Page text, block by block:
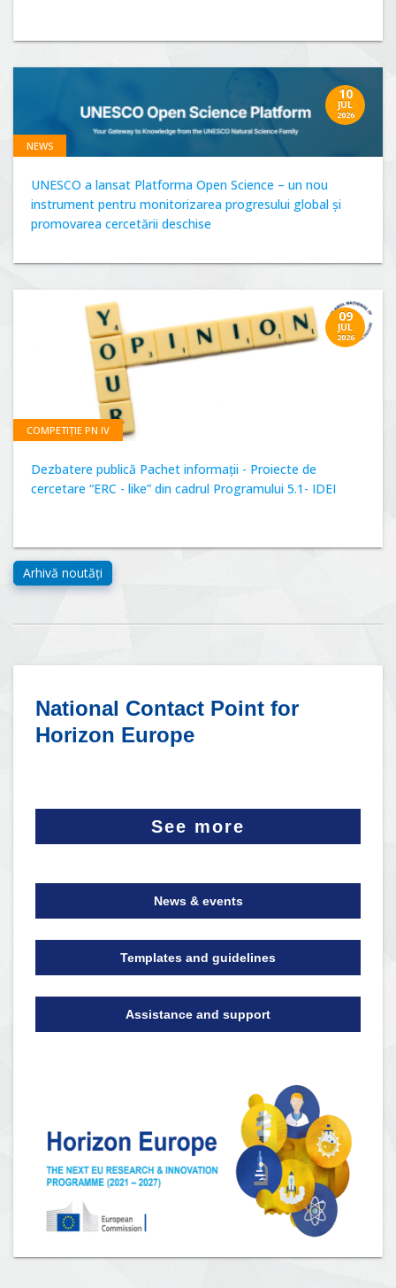
10
JUL
2026
NEWS
UNESCO a lansat Platforma Open Science – un nou
instrument pentru monitorizarea progresului global și
promovarea cercetării deschise
09
JUL
2026
COMPETIȚIE PN IV
Dezbatere publică Pachet informații - Proiecte de
cercetare “ERC - like” din cadrul Programului 5.1- IDEI
National Contact Point for
Horizon Europe
See more
News & events
Templates and guidelines
Assistance and support